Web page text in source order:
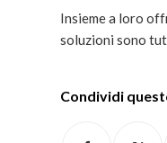
Insieme a loro
soluzioni sono
Condividi